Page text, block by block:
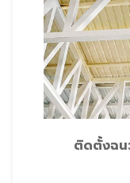
ติดตั้งฉน